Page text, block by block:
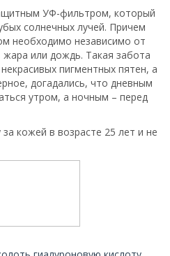
УФ-фильтром, который
солнечных лучей. Причем
необходимо независимо от
жара или дождь. Такая забота
пигментных пятен, а
догадались, что дневным
утром, а ночным – перед
кожей в возрасте 25 лет и не